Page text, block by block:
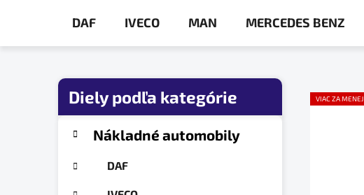
DAF IVECO MAN MERCEDES BENZ
B
kategórieNákladné automobily
DAF
VIAC ZA MENEJ